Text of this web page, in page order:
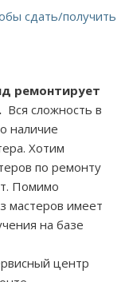
сдать/получить
ремонтирует
Вся сложность в
наличие
Хотим
по ремонту
Помимо
мастеров имеет
на базе
центр